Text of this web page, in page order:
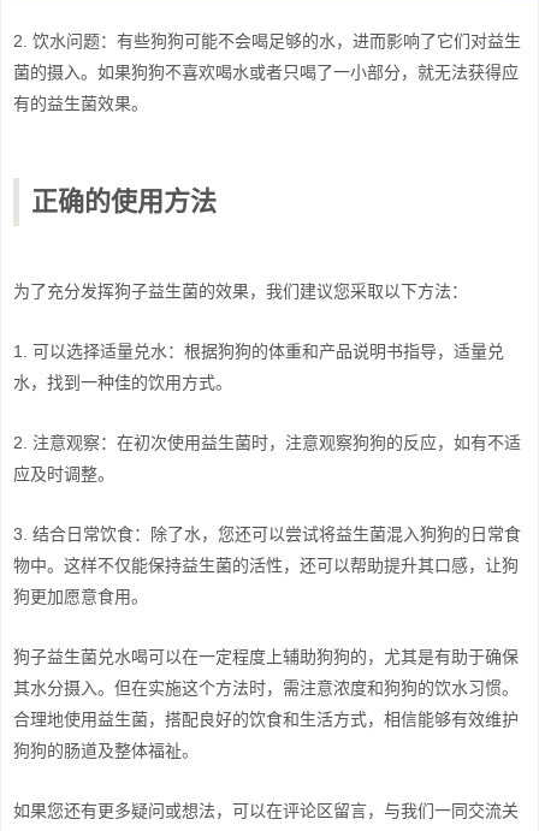
2. 饮水问题：有些狗狗可能不会喝足够的水，进而影响了它们对益生
菌的摄入。如果狗狗不喜欢喝水或者只喝了一小部分，就无法获得应
有的益生菌效果。
正确的使用方法
为了充分发挥狗子益生菌的效果，我们建议您采取以下方法：
1. 可以选择适量兑水：根据狗狗的体重和产品说明书指导，适量兑
水，找到一种佳的饮用方式。
2. 注意观察：在初次使用益生菌时，注意观察狗狗的反应，如有不适
应及时调整。
3. 结合日常饮食：除了水，您还可以尝试将益生菌混入狗狗的日常食
物中。这样不仅能保持益生菌的活性，还可以帮助提升其口感，让狗
狗更加愿意食用。
狗子益生菌兑水喝可以在一定程度上辅助狗狗的，尤其是有助于确保
其水分摄入。但在实施这个方法时，需注意浓度和狗狗的饮水习惯。
合理地使用益生菌，搭配良好的饮食和生活方式，相信能够有效维护
狗狗的肠道及整体福祉。
如果您还有更多疑问或想法，可以在评论区留言，与我们一同交流关